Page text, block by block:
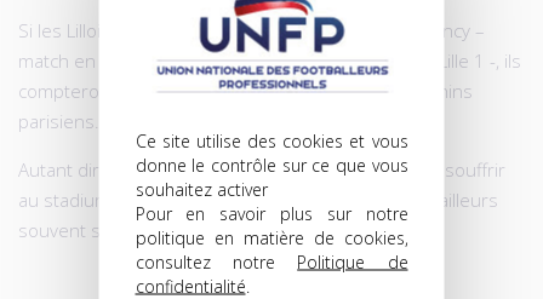
Ce site utilise des cookies et vous
donne le contrôle sur ce que vous
souhaitez activer
Pour en savoir plus sur notre
politique en matière de cookies,
consultez notre Politique de
confidentialité
Si les Lillois s’imposent, ce mercredi soir, devant Nancy –
match en retard comptant pour la 18e journée de Lille 1 -, ils
compteront quatre points d’avance sur leurs dauphins
parisiens.
Autant dire que les Nancéiens doivent s’attendre à souffrir
au stadium Lille-Métropole, où les additions sont d’ailleurs
souvent salées…